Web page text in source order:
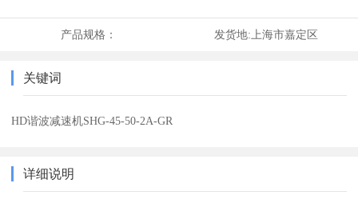
产品规格： 发货地: 上海市嘉定区
关键词
HD谐波减速机SHG-45-50-2A-GR
详细说明